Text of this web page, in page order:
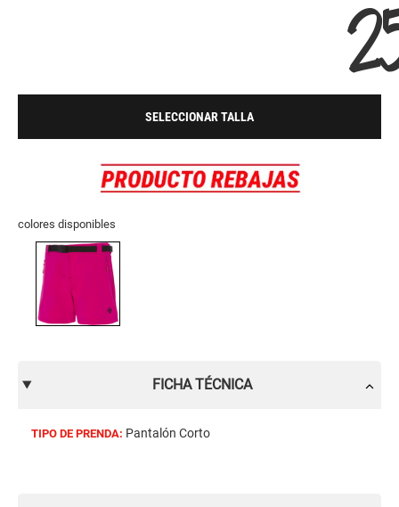
SELECCIONAR TALLA
colores disponibles
FICHA TÉCNICA
TIPO DE PRENDA: Pantalón Corto